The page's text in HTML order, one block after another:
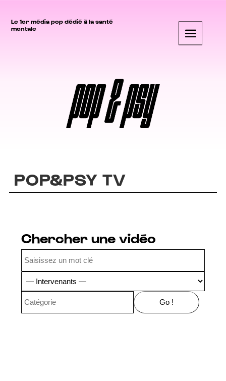
Le 1er média pop dédié à la santé
mentale
POP&PSY TV
Chercher une vidéo